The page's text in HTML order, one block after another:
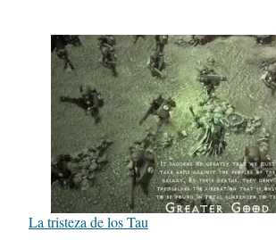
La tristeza de los Tau